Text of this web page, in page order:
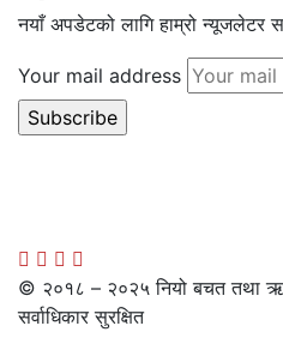
नयाँ अपडेटको लागि हाम्रो न्यूजलेटर
Your mail address
© २०१८ – २०२५ नियो बचत तथा
सर्वाधिकार सुरक्षित